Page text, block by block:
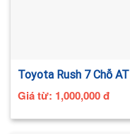
Toyota Rush 7 Chỗ AT
Giá từ: 1,000,000đ